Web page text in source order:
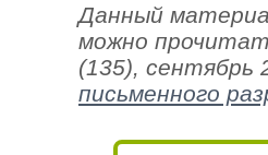
Данный
можно
(135), сентябрь
письменного